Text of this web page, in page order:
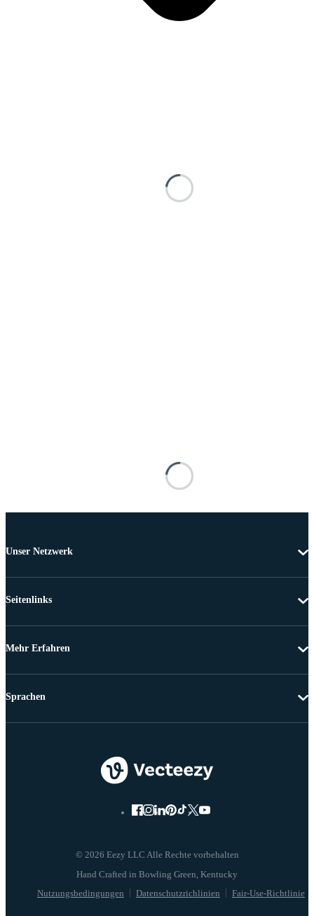
Unser Netzwerk
Seitenlinks
Mehr Erfahren
© 2026 Eezy LLC Alle Rechte vorbehalten
Nutzungsbedingungen Datenschutzrichlinien Fair-Use-Richtlinie
Sprachen